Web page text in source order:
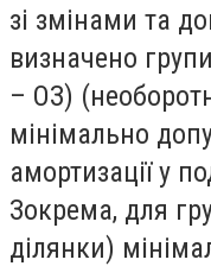
зі змінами та
визначено
– ОЗ)
мінімально
амортизації у
Зокрема, для
ділянки)